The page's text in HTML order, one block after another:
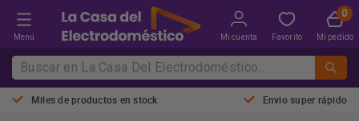
Menú Mi cuenta Favorito Mi pedido
Miles de productos en stock Envio super rápido